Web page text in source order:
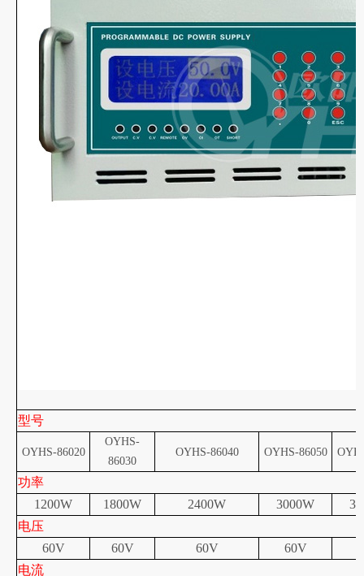
型号
OYHS-86020
OYHS-
86030
OYHS-86040 OYHS-86050
功率
1200W
1800W 2400W 3000W
电压
60V
60V 60V 60V
电流